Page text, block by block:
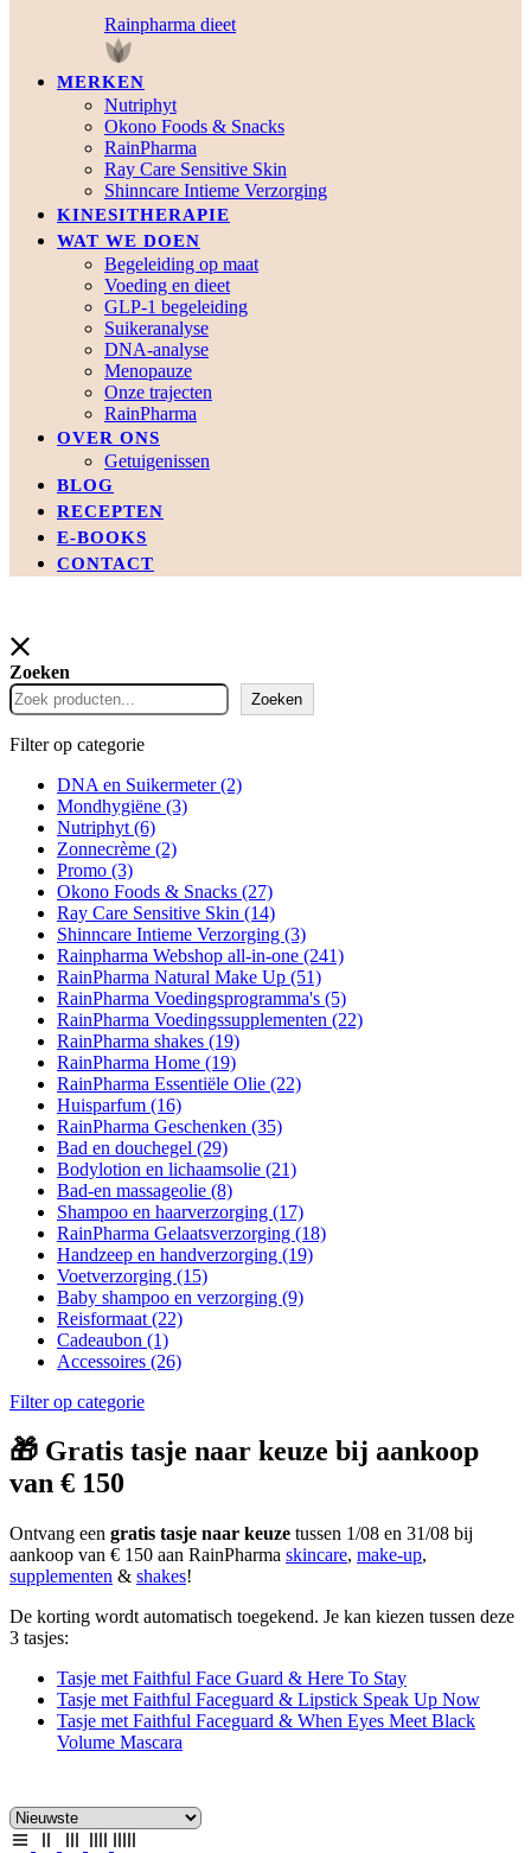
Rainpharma dieet
MERKEN
Nutriphyt
Okono Foods & Snacks
RainPharma
Ray Care Sensitive Skin
Shinncare Intieme Verzorging
KINESITHERAPIE
WAT WE DOEN
Begeleiding op maat
Voeding en dieet
GLP-1 begeleiding
Suikeranalyse
DNA-analyse
Menopauze
Onze trajecten
RainPharma
OVER ONS
Getuigenissen
BLOG
RECEPTEN
E-BOOKS
CONTACT
Zoeken
Zoeken
Filter op categorie
DNA en Suikermeter(2)
Mondhygiëne (3)
Nutriphyt (6)
Zonnecrème (2)
Promo (3)
Okono Foods & Snacks (27)
Ray Care Sensitive Skin (14)
Shinncare Intieme Verzorging (3)
Rainpharma Webshop all-in-one (241)
RainPharma Natural Make Up (51)
RainPharma Voedingsprogramma's (5)
RainPharma Voedingssupplementen (22)
RainPharma shakes (19)
RainPharma Home (19)
RainPharma Essentiële Olie (22)
Huisparfum (16)
RainPharma Geschenken (35)
Bad en douchegel (29)
Bodylotion en lichaamsolie (21)
Bad-en massageolie (8)
Shampoo en haarverzorging (17)
RainPharma Gelaatsverzorging (18)
Handzeep en handverzorging (19)
Voetverzorging (15)
Baby shampoo en verzorging (9)
Reisformaat (22)
Cadeaubon (1)
Accessoires (26)
Filter op categorie
🎁 Gratis tasje naar keuze bij aankoop
van € 150
Ontvang een gratis tasje naar keuze tussen 1/08 en 31/08 bij
aankoop van € 150 aan RainPharma skincare, make-up,
supplementen & shakes!
De korting wordt automatisch toegekend. Je kan kiezen tussen deze
3 tasjes:
Tasje met Faithful Face Guard & Here To Stay
Tasje met Faithful Faceguard & Lipstick Speak Up Now
Tasje met Faithful Faceguard & When Eyes Meet Black
Volume Mascara